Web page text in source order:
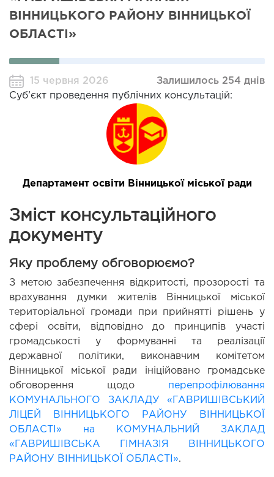
ВІННИЦЬКОГО РАЙОНУ ВІННИЦЬКОЇ
ОБЛАСТІ»
15 червня 2026
Залишилось 254 днів
Суб’єкт проведення публічних консультацій:
Департамент освіти Вінницької міської ради
Зміст консультаційного
документу
Яку проблему обговорюємо?
З метою забезпечення відкритості, прозорості та
врахування думки жителів Вінницької міської
територіальної громади при прийнятті рішень у
сфері освіти, відповідно до принципів участі
громадськості у формуванні та реалізації
державної політики, виконавчим комітетом
Вінницької міської ради ініційовано громадське
обговорення щодо перепрофілювання
КОМУНАЛЬНОГО ЗАКЛАДУ «ГАВРИШІВСЬКИЙ
ЛІЦЕЙ ВІННИЦЬКОГО РАЙОНУ ВІННИЦЬКОЇ
ОБЛАСТІ» на КОМУНАЛЬНИЙ ЗАКЛАД
«ГАВРИШІВСЬКА ГІМНАЗІЯ ВІННИЦЬКОГО
РАЙОНУ ВІННИЦЬКОЇ ОБЛАСТІ».